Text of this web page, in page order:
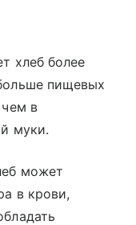
хлеб более
пищевых
чем в
муки.
может
в крови,